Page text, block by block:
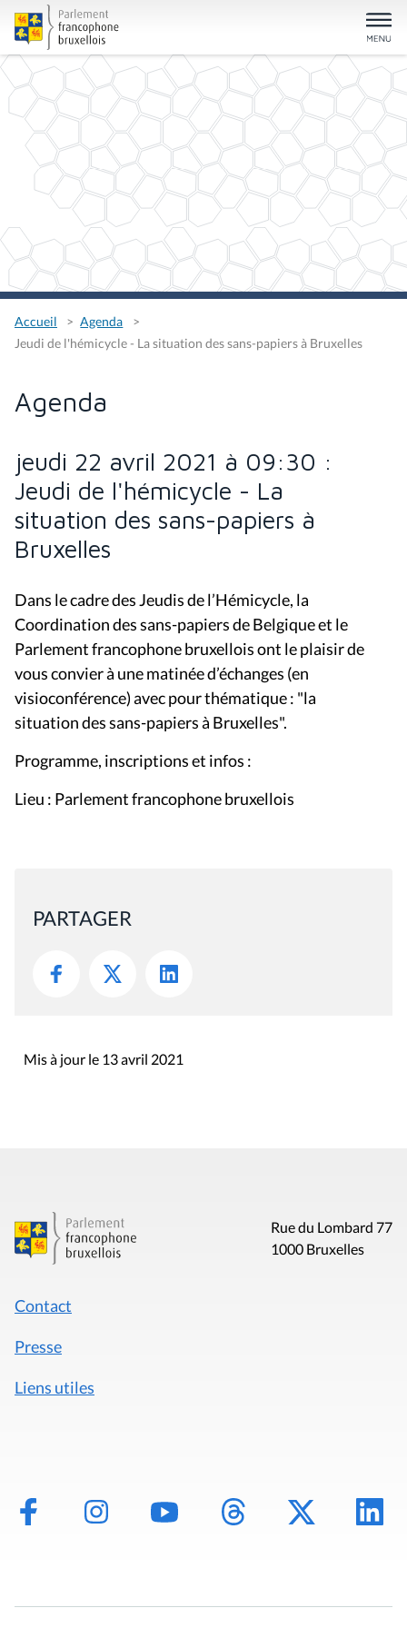
Accueil
Agenda
Jeudi de l'hémicycle - La situation des sans-papiers à Bruxelles
Agenda
jeudi 22 avril 2021 à 09:30 :
Jeudi de l'hémicycle - La
situation des sans-papiers à
Bruxelles
Dans le cadre des Jeudis de l’Hémicycle, la
Coordination des sans-papiers de Belgique et le
Parlement francophone bruxellois ont le plaisir de
vous convier à une matinée d’échanges (en
visioconférence) avec pour thématique : "la
situation des sans-papiers à Bruxelles".
Programme, inscriptions et infos :
Lieu : Parlement francophone bruxellois
PARTAGER
Mis à jour le 13 avril 2021
Rue du Lombard 77
1000 Bruxelles
Contact
Presse
Liens utiles